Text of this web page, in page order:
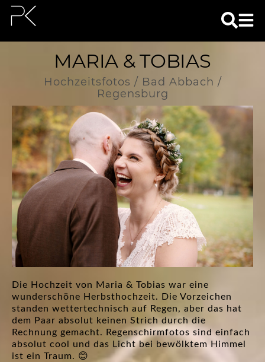
MARIA & TOBIAS
Hochzeitsfotos / Bad Abbach /
Regensburg
Die Hochzeit von Maria & Tobias war eine
wunderschöne Herbsthochzeit. Die Vorzeichen
standen wettertechnisch auf Regen, aber das hat
dem Paar absolut keinen Strich durch die
Rechnung gemacht. Regenschirmfotos sind einfach
absolut cool und das Licht bei bewölktem Himmel
ist ein Traum. 😊